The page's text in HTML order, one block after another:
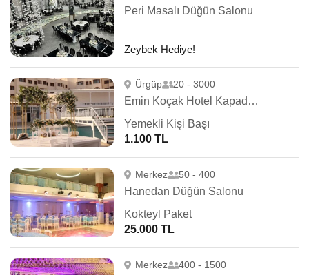
Peri Masalı Düğün Salonu
Zeybek Hediye!
Ürgüp 20 - 3000
Emin Koçak Hotel Kapadokya
Yemekli Kişi Başı
1.100 TL
Merkez 50 - 400
Hanedan Düğün Salonu
Kokteyl Paket
25.000 TL
Merkez 400 - 1500